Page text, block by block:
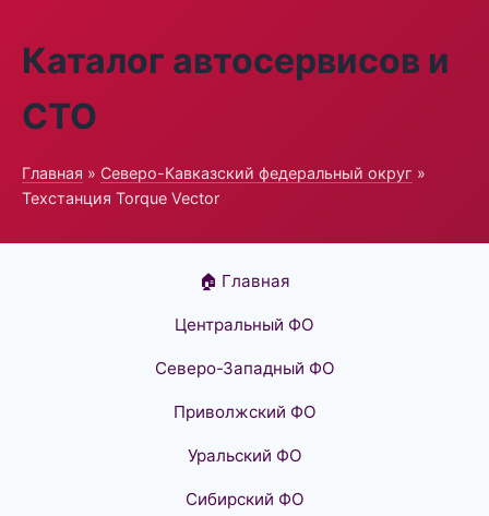
Каталог автосервисов и
СТО
Главная » Северо-Кавказский федеральный округ »
Техстанция Torque Vector
🏠 Главная
Центральный ФО
Северо-Западный ФО
Приволжский ФО
Уральский ФО
Сибирский ФО